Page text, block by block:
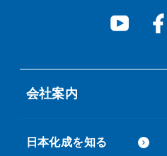
会社案内
日本化成を知る